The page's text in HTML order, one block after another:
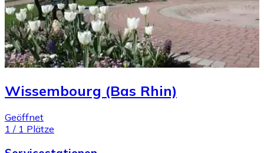
Wissembourg (Bas Rhin)
Geöffnet
1 / 1 Plätze